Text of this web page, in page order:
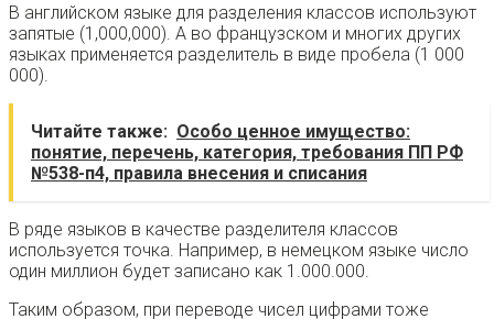
В английском языке для разделения классов используют
запятые (1,000,000). А во французском и многих других
языках применяется разделитель в виде пробела (1 000
000).
Читайте также: Особо ценное имущество:
понятие, перечень, категория, требования ПП РФ
№538-п4, правила внесения и списания
В ряде языков в качестве разделителя классов
используется точка. Например, в немецком языке число
один миллион будет записано как 1.000.000.
Таким образом, при переводе чисел цифрами тоже